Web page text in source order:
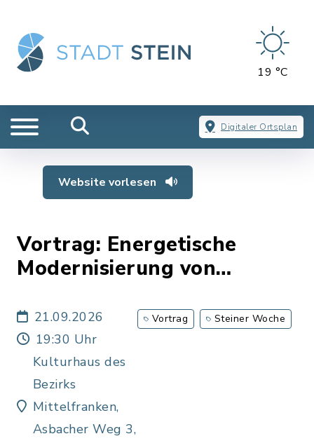
19 °C
Digitaler Ortsplan
Website vorlesen
Vortrag: Energetische
Modernisierung von
Risiko, sondern Potential!
21.09.2026
19:30 Uhr
Kulturhaus des
Bezirks
Mittelfranken,
Asbacher Weg 3,
Vortrag Steiner Woche